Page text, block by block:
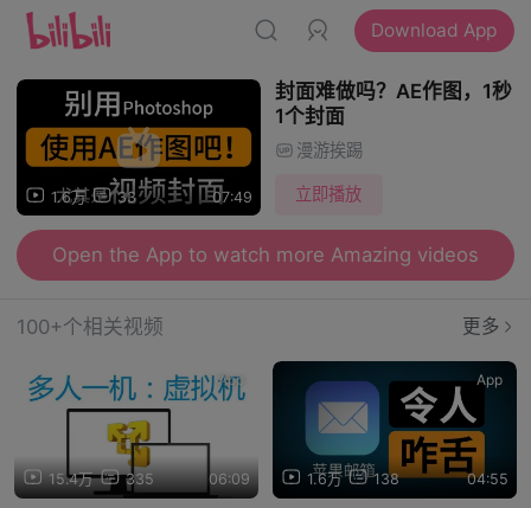
Download App
1.6万 33 07:49
封面难做吗？AE作图，1秒
1个封面
漫游挨踢
立即播放
Open the App to watch more Amazing videos
100+个相关视频 更多
15.4万 335 06:09
App
1.6万 138 04:55
App